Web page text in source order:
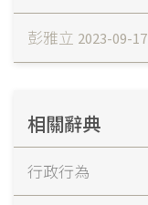
彭雅立 2023-09-17
相關辭典
行政行為